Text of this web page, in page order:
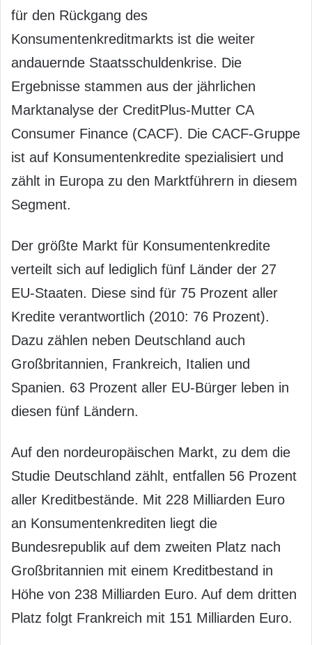
für den Rückgang des
Konsumentenkreditmarkts ist die weiter
andauernde Staatsschuldenkrise. Die
Ergebnisse stammen aus der jährlichen
Marktanalyse der CreditPlus-Mutter CA
Consumer Finance (CACF). Die CACF-Gruppe
ist auf Konsumentenkredite spezialisiert und
zählt in Europa zu den Marktführern in diesem
Segment.
Der größte Markt für Konsumentenkredite
verteilt sich auf lediglich fünf Länder der 27
EU-Staaten. Diese sind für 75 Prozent aller
Kredite verantwortlich (2010: 76 Prozent).
Dazu zählen neben Deutschland auch
Großbritannien, Frankreich, Italien und
Spanien. 63 Prozent aller EU-Bürger leben in
diesen fünf Ländern.
Auf den nordeuropäischen Markt, zu dem die
Studie Deutschland zählt, entfallen 56 Prozent
aller Kreditbestände. Mit 228 Milliarden Euro
an Konsumentenkrediten liegt die
Bundesrepublik auf dem zweiten Platz nach
Großbritannien mit einem Kreditbestand in
Höhe von 238 Milliarden Euro. Auf dem dritten
Platz folgt Frankreich mit 151 Milliarden Euro.